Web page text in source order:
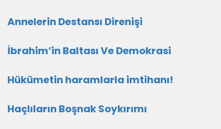
Annelerin Destansı Direnişi
İbrahim’in Baltası Ve Demokrasi
Hükümetin haramlarla imtihanı!
Haçlıların Boşnak Soykırımı